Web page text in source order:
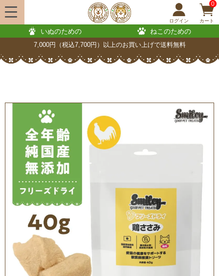
ログイン
0
カート
いぬのための ねこのための
7,000円（税込7,700円）以上のお買い上げで送料無料